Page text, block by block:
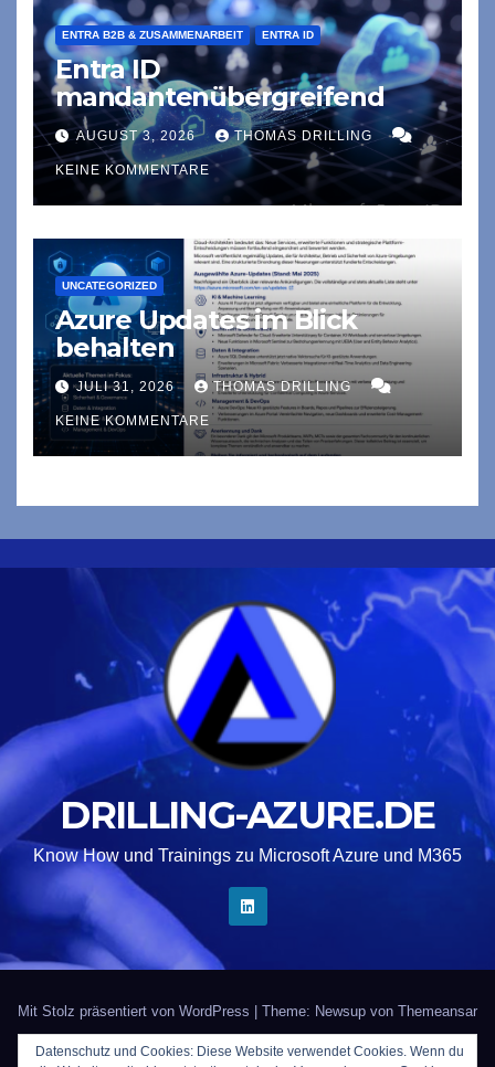
ENTRA B2B & ZUSAMMENARBEIT ENTRA ID
Entra ID
mandantenübergreifend
AUGUST 3, 2026 THOMAS DRILLING
KEINE KOMMENTARE
UNCATEGORIZED
Azure Updates im Blick
behalten
JULI 31, 2026 THOMAS DRILLING
KEINE KOMMENTARE
DRILLING-AZURE.DE
Know How und Trainings zu Microsoft Azure und M365
Mit Stolz präsentiert von WordPress Theme: Newsup von Themeansar
Datenschutz und Cookies: Diese Website verwendet Cookies. Wenn du